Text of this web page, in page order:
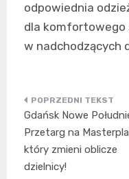
odpowiednia
dla komfortowego
w nadchodzących
Nawigacja
wpisu
Gdańsk Nowe
Przetarg na
który zmieni oblicze
dzielnicy!